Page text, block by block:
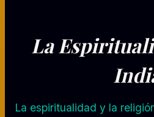
La
La espiritualidad y la